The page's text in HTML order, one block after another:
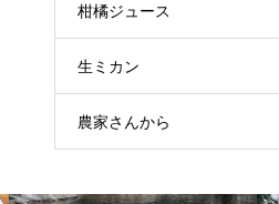
柑橘ジュース
生ミカン
農家さんから